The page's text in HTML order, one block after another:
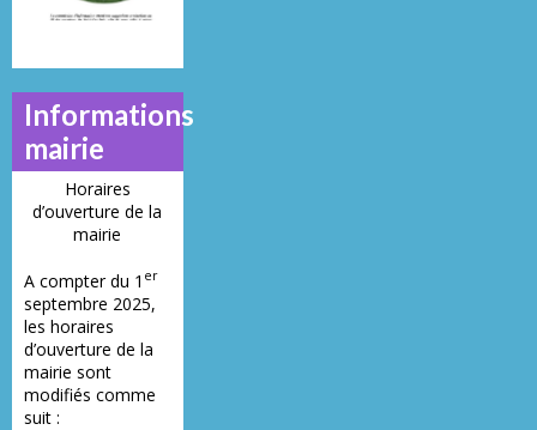
Informations
mairie
Horaires
d’ouverture de la
mairie
A compter du 1 er
septembre 2025,
les horaires
d’ouverture de la
mairie sont
modifiés comme
suit :